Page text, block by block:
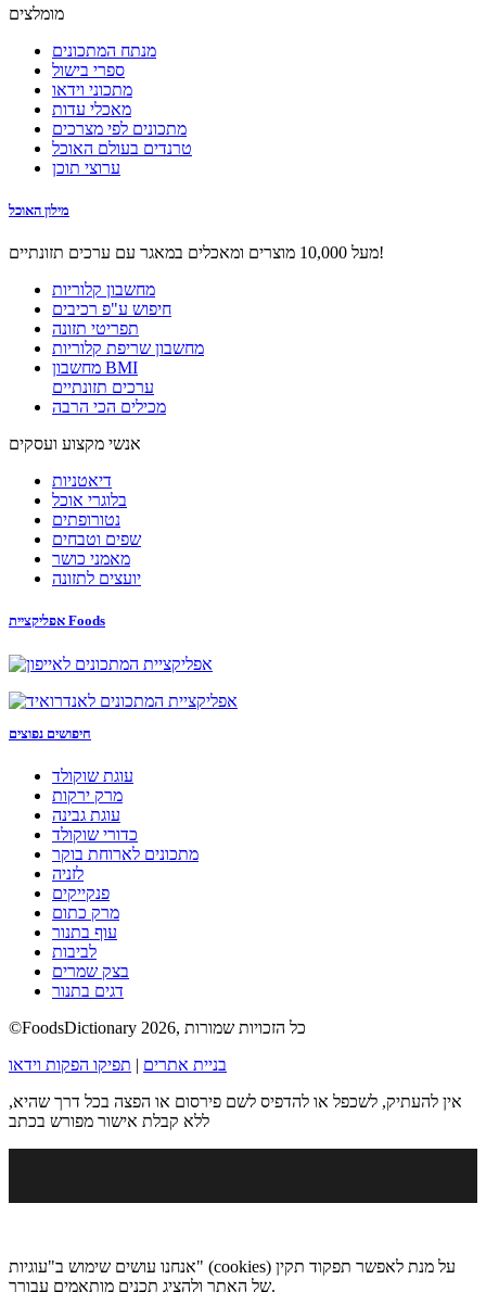
מומלצים
מנתח המתכונים
ספרי בישול
מתכוני וידאו
מאכלי עדות
מתכונים לפי מצרכים
טרנדים בעולם האוכל
ערוצי תוכן
מילון האוכל
מעל 10,000 מוצרים ומאכלים במאגר עם ערכים תזונתיים!
מחשבון קלוריות
חיפוש ע"פ רכיבים
תפריטי תזונה
מחשבון שריפת קלוריות
מחשבון BMI
ערכים תזונתיים
מכילים הכי הרבה
אנשי מקצוע ועסקים
דיאטניות
בלוגרי אוכל
נטורופתים
שפים וטבחים
מאמני כושר
יועצים לתזונה
אפליקציית Foods
חיפושים נפוצים
עוגת שוקולד
מרק ירקות
עוגת גבינה
כדורי שוקולד
מתכונים לארוחת בוקר
לזניה
פנקייקים
מרק כתום
עוף בתנור
לביבות
בצק שמרים
דגים בתנור
©FoodsDictionary 2026, כל הזכויות שמורות
בניית אתרים | תפיקו הפקות וידאו
אין להעתיק, לשכפל או להדפיס לשם פירסום או הפצה בכל דרך שהיא,
ללא קבלת אישור מפורש בכתב
אנחנו עושים שימוש ב"עוגיות" (cookies) על מנת לאפשר תפקוד תקין
של האתר ולהציג תכנים מותאמים עבורך.